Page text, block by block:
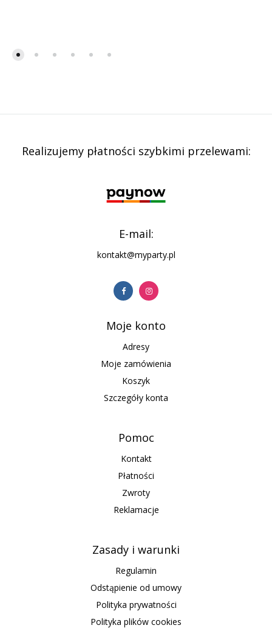
Realizujemy płatności szybkimi przelewami:
E-mail:
kontakt@myparty.pl
Moje konto
Adresy
Moje zamówienia
Koszyk
Szczegóły konta
Pomoc
Kontakt
Płatności
Zwroty
Reklamacje
Zasady i warunki
Regulamin
Odstąpienie od umowy
Polityka prywatności
Polityka plików cookies